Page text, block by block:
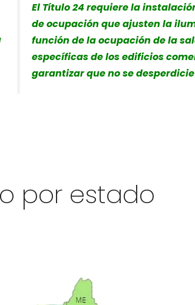
El Título 24 requiere la
de ocupación que ajusten la
función de la ocupación de la
específicas de los edificios
garantizar que no se
por estado